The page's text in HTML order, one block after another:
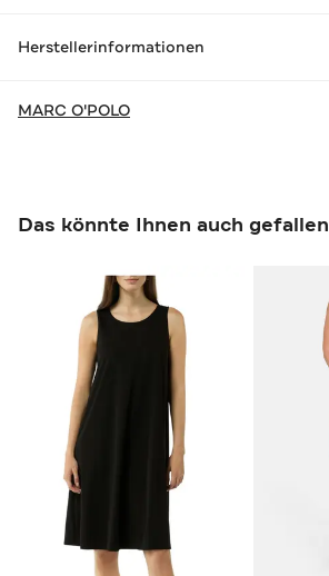
Herstellerinformationen
MARC O'POLO
Das könnte Ihnen auch gefallen